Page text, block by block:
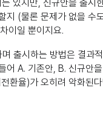
있지만, 신규안을 출시
지 (물론 문제가 없을 수
이일 뿐이지요.
출시하는 방법은 결과
어 A. 기존안, B. 신규안
환율)가 오히려 악화된